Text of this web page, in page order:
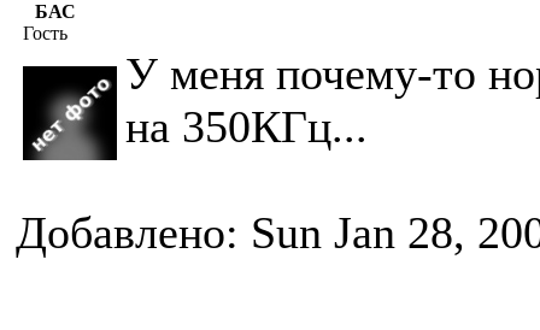
БАС
Гость
У меня почему-то
на 350КГц...
Добавлено: Sun Jan 28,